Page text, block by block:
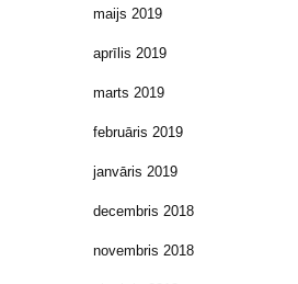
maijs 2019
aprīlis 2019
marts 2019
februāris 2019
janvāris 2019
decembris 2018
novembris 2018